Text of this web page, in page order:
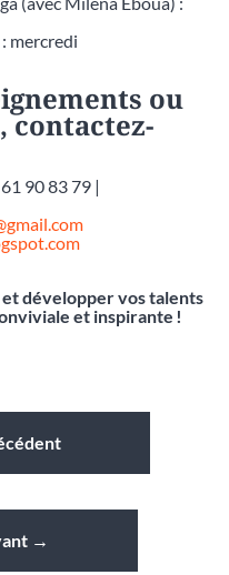
mercredi
ou
contactez-
90 83 79 |
développer vos talents
et inspirante !
→